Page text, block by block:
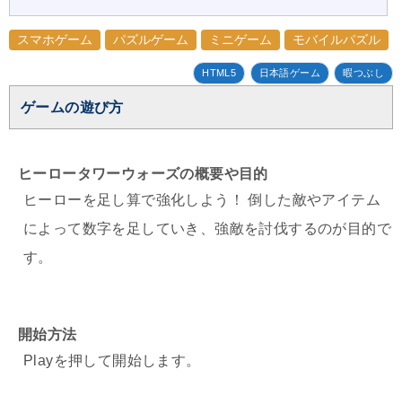
スマホゲーム パズルゲーム ミニゲーム モバイルパズル
HTML5 日本語ゲーム 暇つぶし
ゲームの遊び方
ヒーロータワーウォーズの概要や目的
ヒーローを足し算で強化しよう！ 倒した敵やアイテム
によって数字を足していき、強敵を討伐するのが目的で
す。
開始方法
Playを押して開始します。